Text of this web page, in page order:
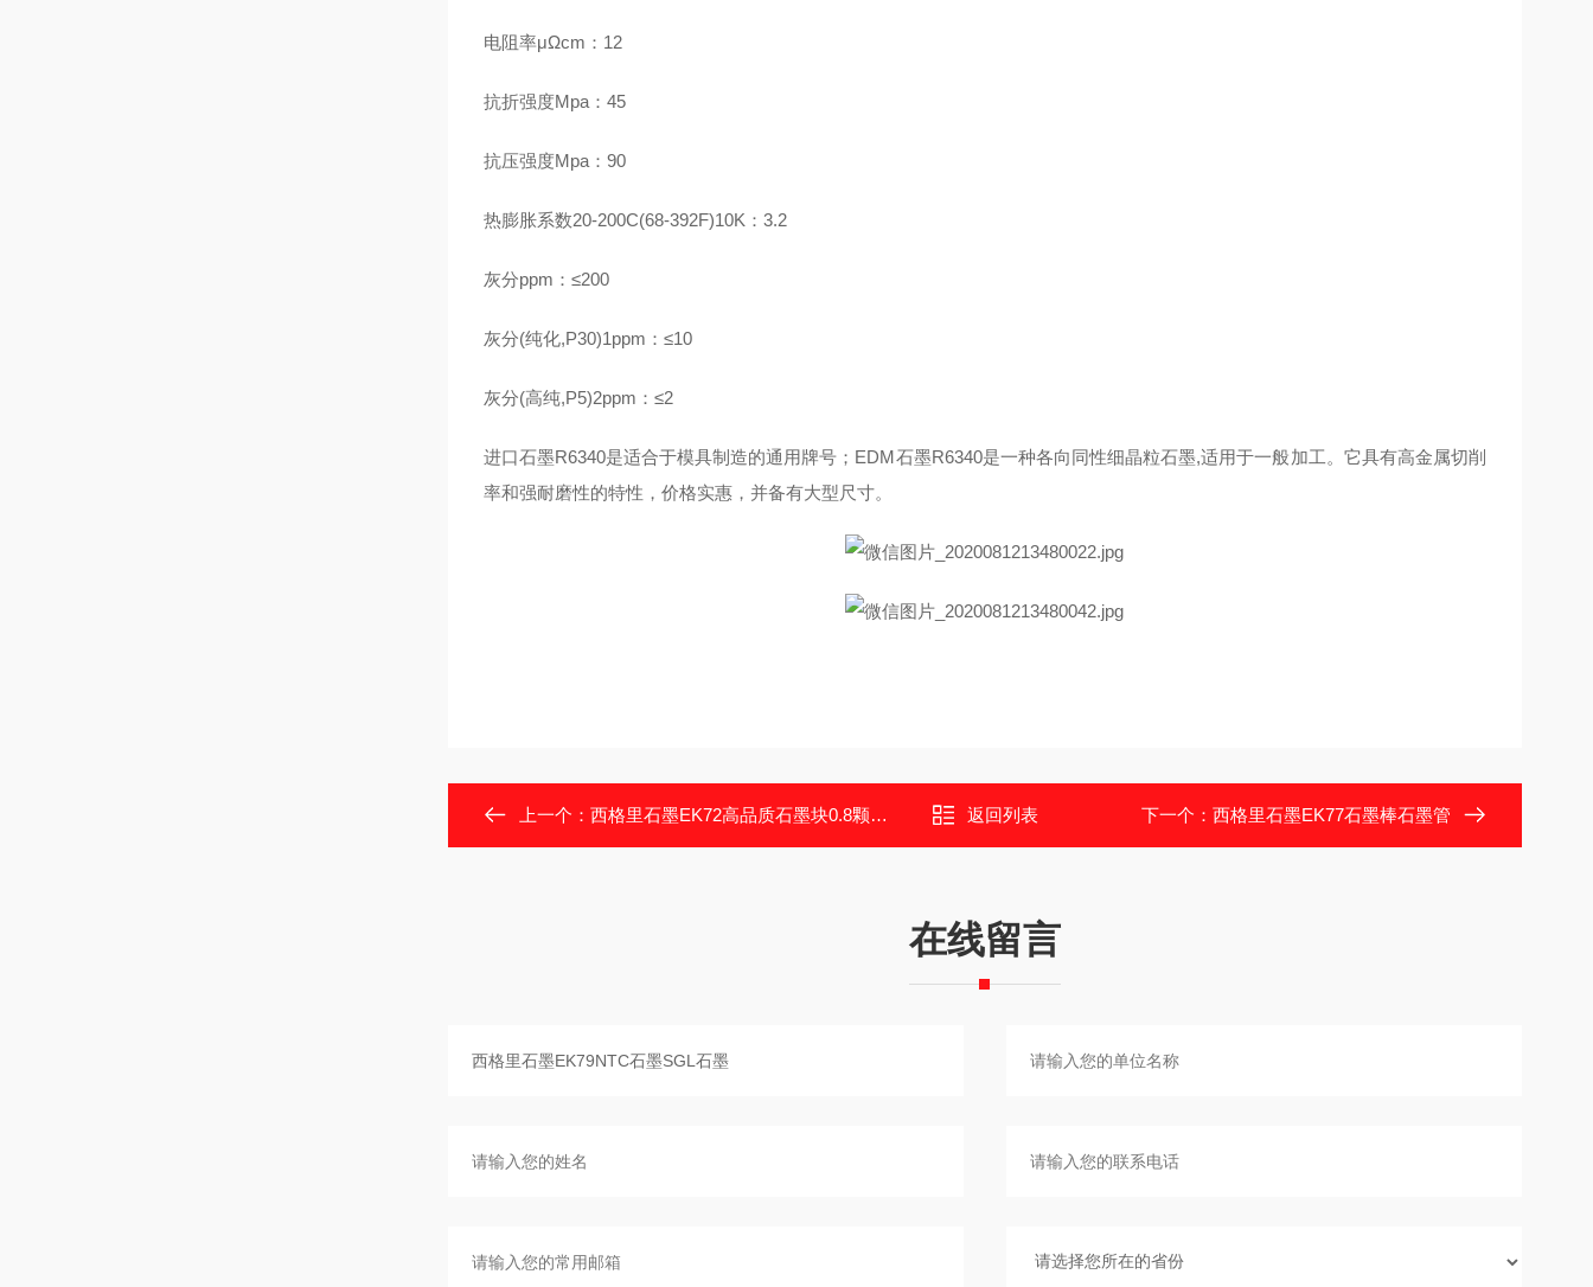
电阻率μΩcm：12
抗折强度Mpa：45
抗压强度Mpa：90
热膨胀系数20-200C(68-392F)10K：3.2
灰分ppm：≤200
灰分(纯化,P30)1ppm：≤10
灰分(高纯,P5)2ppm：≤2
进口石墨R6340是适合于模具制造的通用牌号；EDM石墨R6340是一种各向同性细晶粒石墨,适用于一般加工。它具有高金属切削
率和强耐磨性的特性，价格实惠，并备有大型尺寸。
上一个： 西格里石墨EK72高品质石墨块0.8颗粒石墨 返回列表 下一个： 西格里石墨EK77石墨棒石墨管
在线留言